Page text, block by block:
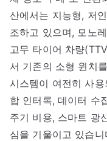
산에서는 지능형, 저
조하고 있으며, 모노
고무 타이어 차량
서 기존의 소형 윈치
시스템이 여전히 사
합 인터록, 데이터 수
주기 비용, 스마트 광
심을 기울이고 있습